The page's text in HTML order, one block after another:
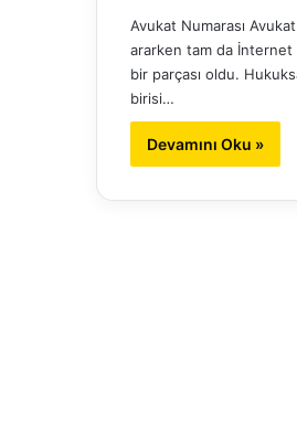
Avukat Numarası
ararken tam da İnternet
bir parçası oldu.
birisi…
Devamını Oku »